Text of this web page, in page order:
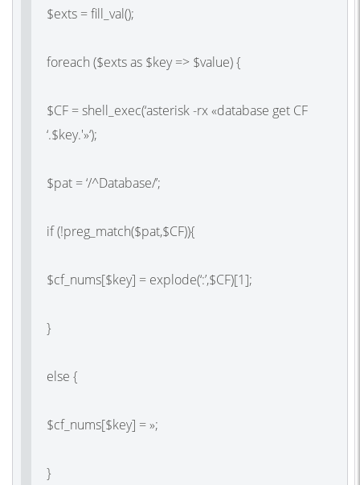
$exts = fill_val();
foreach ($exts as $key => $value) {
$CF = shell_exec(‘asterisk -rx «database get CF
‘.$key.'»‘);
$pat = ‘/^Database/’;
if (!preg_match($pat,$CF)){
$cf_nums[$key] = explode(‘:’,$CF)[1];
}
else {
$cf_nums[$key] = »;
}